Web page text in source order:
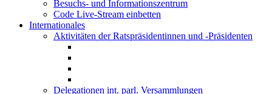
Besuchs- und Informationszentrum
Code Live-Stream einbetten
Internationales
Aktivitäten der Ratspräsidentinnen und -Präsidenten
Delegationen int. parl. Versammlungen